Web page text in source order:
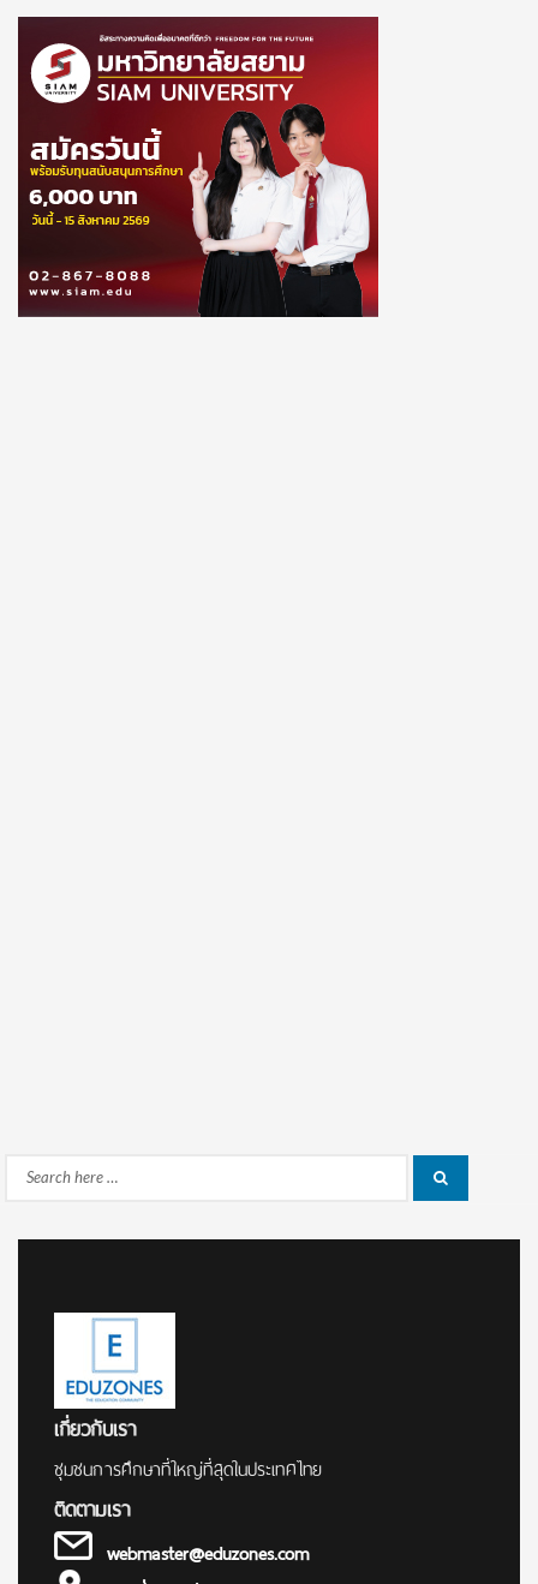
Search
เกี่ยวกับเรา
ชุมชนการศึกษาที่ใหญ่ที่สุดในประเทศไทย
ติดตามเรา
webmaster@eduzones.com